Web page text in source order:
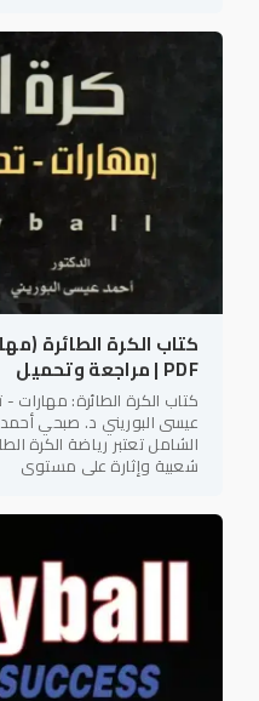
كتاب الكرة الطائرة
PDF | مراجعة وتحميل
كتاب الكرة الطائرة: مهارات
عيسى البوريني د. صبحي
الشامل تعتبر رياضة الكرة
شعبية وإثارة على مستوى